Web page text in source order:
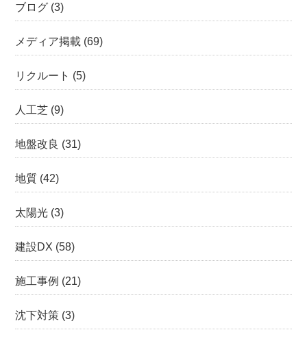
ブログ (3)
メディア掲載 (69)
リクルート (5)
人工芝 (9)
地盤改良 (31)
地質 (42)
太陽光 (3)
建設DX (58)
施工事例 (21)
沈下対策 (3)